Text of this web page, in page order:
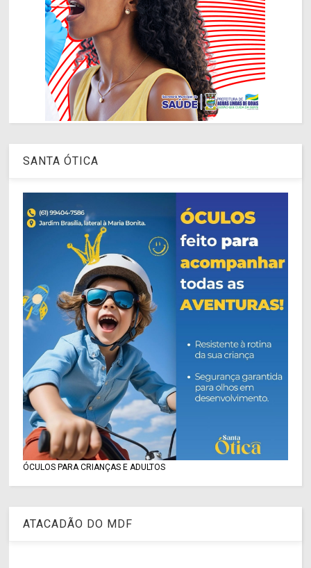
SANTA ÓTICA
ÓCULOS PARA CRIANÇAS E ADULTOS
ATACADÃO DO MDF